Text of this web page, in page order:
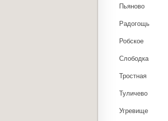
Пьяново
Радогощь
Робское
Слободка
Тростная
Туличево
Угревище